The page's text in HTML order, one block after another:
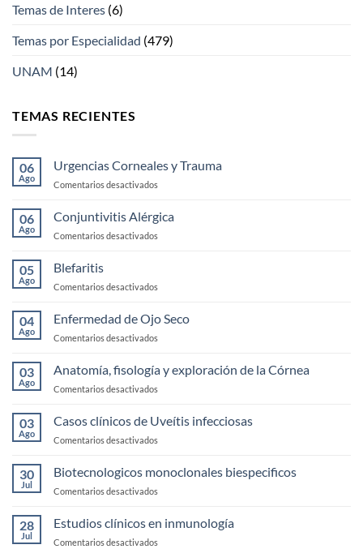
Temas de Interes (6)
Temas por Especialidad (479)
UNAM (14)
TEMAS RECIENTES
06
Ago
Urgencias Corneales y Trauma
Comentarios desactivados
Corneales
y
Trauma
06
Ago
Conjuntivitis Alérgica
Comentarios desactivados
05
Ago
Blefaritis
Comentarios desactivados
04
Ago
Enfermedad de Ojo Seco
Comentarios desactivados
Ojo
Seco
03
Ago
Anatomía, fisología y exploración de la Córnea
Comentarios desactivados
fisología
exploración
la
03
Ago
Casos clínicos de Uveítis infecciosas
Comentarios desactivados
clínicos
Uveítis
30
Jul
Biotecnologicos monoclonales biespecificos
Comentarios desactivados
monoclonales
28
Jul
Estudios clínicos en inmunología
Comentarios desactivados